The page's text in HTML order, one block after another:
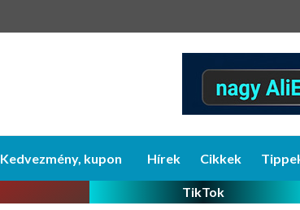
Kedvezmény, kupon Hírek Cikkek
TikTok